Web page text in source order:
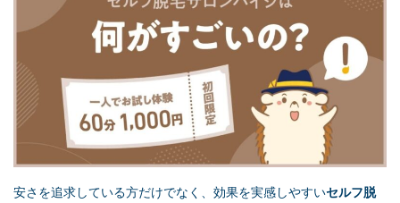
安さを追求している方だけでなく、効果を実感しやすいセルフ脱